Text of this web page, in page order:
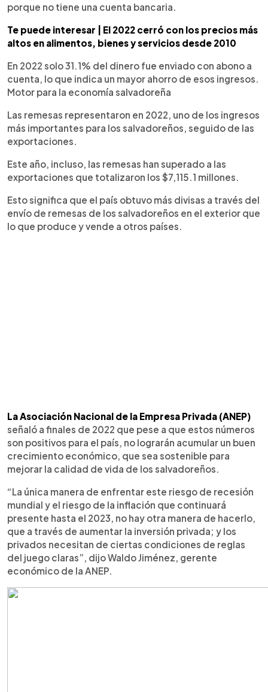
porque no tiene una cuenta bancaria.
Te puede interesar | El 2022 cerró con los precios más
altos en alimentos, bienes y servicios desde 2010
En 2022 solo 31.1% del dinero fue enviado con abono a
cuenta, lo que indica un mayor ahorro de esos ingresos.
Motor para la economía salvadoreña
Las remesas representaron en 2022, uno de los ingresos
más importantes para los salvadoreños, seguido de las
exportaciones.
Este año, incluso, las remesas han superado a las
exportaciones que totalizaron los $7,115.1 millones.
Esto significa que el país obtuvo más divisas a través del
envío de remesas de los salvadoreños en el exterior que
lo que produce y vende a otros países.
La Asociación Nacional de la Empresa Privada (ANEP)
señaló a finales de 2022 que pese a que estos números
son positivos para el país, no lograrán acumular un buen
crecimiento económico, que sea sostenible para
mejorar la calidad de vida de los salvadoreños.
“La única manera de enfrentar este riesgo de recesión
mundial y el riesgo de la inflación que continuará
presente hasta el 2023, no hay otra manera de hacerlo,
que a través de aumentar la inversión privada; y los
privados necesitan de ciertas condiciones de reglas
del juego claras”, dijo Waldo Jiménez, gerente
económico de la ANEP.